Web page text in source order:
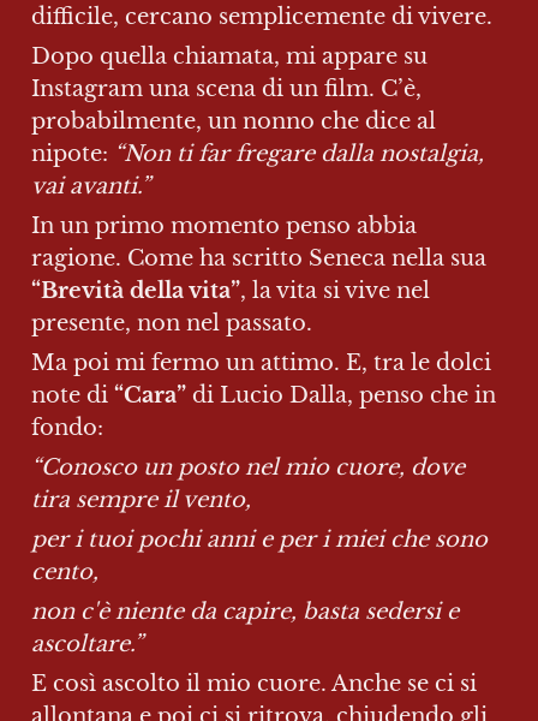
difficile, cercano semplicemente di vivere.
Dopo quella chiamata, mi appare su
Instagram una scena di un film. C’è,
probabilmente, un nonno che dice al
nipote: “Non ti far fregare dalla nostalgia,
vai avanti.”
In un primo momento penso abbia
“Brevità della vita”, la vita si vive nel
presente, non nel passato.
Ma poi mi fermo un attimo. E, tra le dolci
note di “Cara” di Lucio Dalla, penso che in
fondo:
“Conosco un posto nel mio cuore, dove
tira sempre il vento,
per i tuoi pochi anni e per i miei che sono
cento,
non c'è niente da capire, basta sedersi e
ascoltare.”
E così ascolto il mio cuore. Anche se ci si